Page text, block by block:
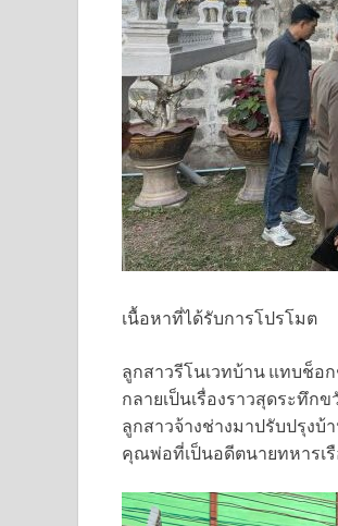
เนื้อหาที่ได้รับการโปรโมต
ลูกสาวรีโนเวทบ้าน แทบช็อก
กลายเป็นเรื่องราวสุดระทึก
ลูกสาวจ้างช่างมาปรับปรุงบ้
คุณพ่อที่เป็นอดีตนายทหารเ